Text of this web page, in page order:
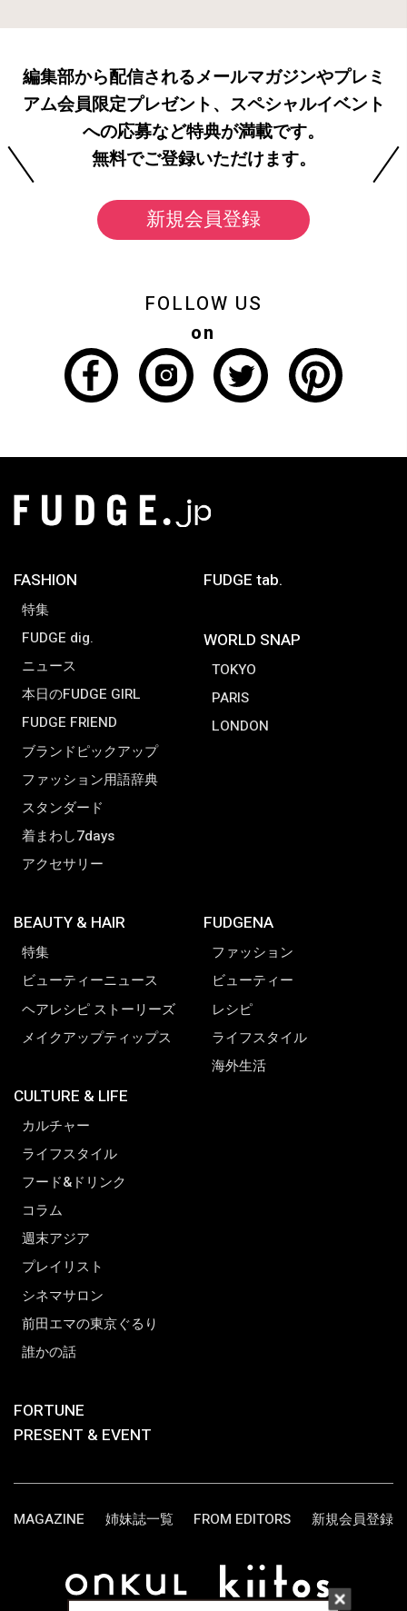
編集部から配信されるメールマガジンやプレミ
アム会員限定プレゼント、スペシャルイベント
への応募など特典が満載です。
無料でご登録いただけます。
新規会員登録
FOLLOW US
on
FASHION
特集
FUDGE dig.
ニュース
本日のFUDGE GIRL
FUDGE FRIEND
ブランドピックアップ
ファッション用語辞典
スタンダード
着まわし7days
アクセサリー
FUDGE tab.
WORLD SNAP
TOKYO
PARIS
LONDON
BEAUTY & HAIR
特集
ビューティーニュース
ヘアレシピ ストーリーズ
メイクアップティップス
CULTURE & LIFE
カルチャー
ライフスタイル
フード&ドリンク
コラム
週末アジア
プレイリスト
シネマサロン
前田エマの東京ぐるり
誰かの話
FUDGENA
ファッション
ビューティー
レシピ
ライフスタイル
海外生活
FORTUNE
PRESENT & EVENT
MAGAZINE 姉妹誌一覧 FROM EDITORS 新規会員登録